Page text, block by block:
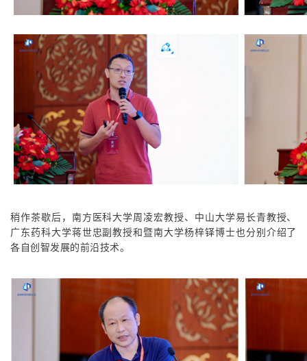
稍作茶歇后，南方医科大学周凌宏教授、中山大学易长青教授、
广东药科大学蒋世忠副教授和暨南大学杨梓铎博士也分别介绍了
各自创智发展的前沿技术。